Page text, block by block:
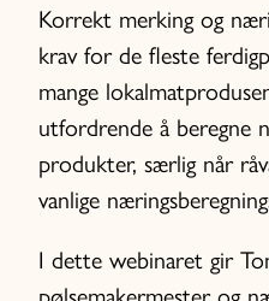
Korrekt merking og
krav for de fleste
mange
utfordrende å beregne
produkter, særlig når
vanlige
I dette webinaret gir